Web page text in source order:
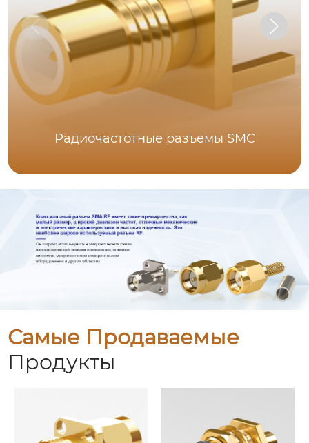
Радиочастотные разъемы SMC
Самые Продаваемые
Продукты